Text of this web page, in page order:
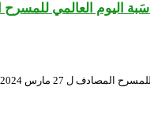
العالمي للمسرح المصادف ل
ل 27 مارس 2024،.